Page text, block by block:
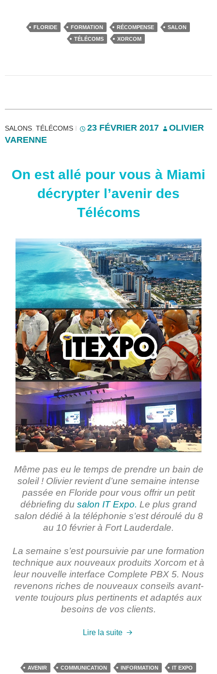
FLORIDE FORMATION RÉCOMPENSE
SALON
TÉLÉCOMS
XORCOM
SALONS TÉLÉCOMS I 23 FÉVRIER 2017
OLIVIER
VARENNE
On est allé pour vous à Miami
décrypter l’avenir des
Télécoms
Même pas eu le temps de prendre un bain de
soleil ! Olivier revient d’une semaine intense
passée en Floride pour vous offrir un petit
débriefing du salon IT Expo. Le plus grand
salon dédié à la téléphonie s’est déroulé du 8
au 10 février à Fort Lauderdale.
La semaine s’est poursuivie par une formation
technique aux nouveaux produits Xorcom et à
leurnouvelle interface Complete PBX 5. Nous
revenons riches de nouveaux conseils avant-
vente toujours plus pertinents et adaptés aux
besoins de vos clients.
Lire la suite
AVENIR COMMUNICATION INFORMATION
IT EXPO